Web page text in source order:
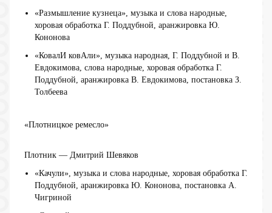
«Размышление кузнеца», музыка и слова народные,
хоровая обработка Г. Поддубной, аранжировка Ю.
Кононова
«КовалИ ковАли», музыка народная, Г. Поддубной и В.
Евдокимова, слова народные, хоровая обработка Г.
Поддубной, аранжировка В. Евдокимова, постановка З.
Толбеева
«Плотницкое ремесло»
Плотник — Дмитрий Шевяков
«Качули», музыка и слова народные, хоровая обработка Г.
Поддубной, аранжировка Ю. Кононова, постановка А.
Чигриной